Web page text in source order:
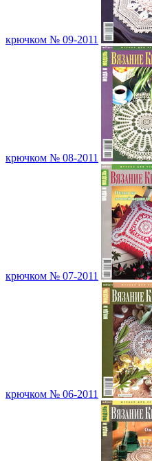
крючком № 09-2011
крючком № 08-2011
крючком № 07-2011
крючком № 06-2011